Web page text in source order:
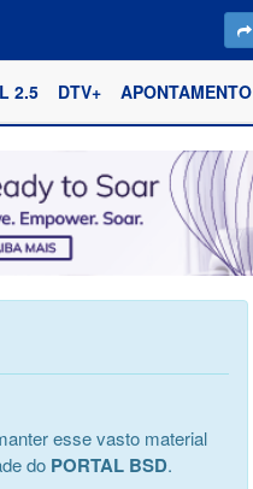
2.5 DTV+ APONTAMENTO
esse vasto material
do PORTAL BSD.